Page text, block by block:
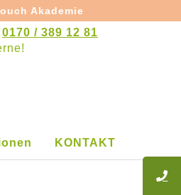
Akademie
0170 / 389 12 81
KONTAKT